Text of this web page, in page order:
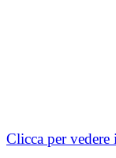
Clicca per